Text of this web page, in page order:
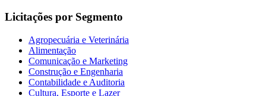
Licitações por Segmento
Agropecuária e Veterinária
Alimentação
Comunicação e Marketing
Construção e Engenharia
Contabilidade e Auditoria
Cultura, Esporte e Lazer